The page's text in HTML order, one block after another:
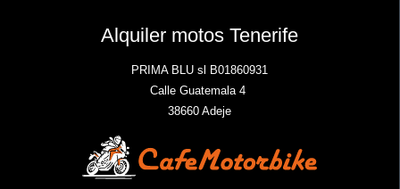
Alquiler motos Tenerife
PRIMA BLU sl B01860931
Calle Guatemala 4
38660 Adeje